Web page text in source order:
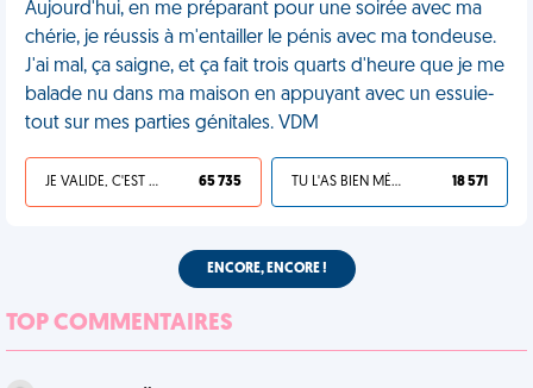
Aujourd'hui, en me préparant pour une soirée avec ma
chérie, je réussis à m'entailler le pénis avec ma tondeuse.
J'ai mal, ça saigne, et ça fait trois quarts d'heure que je me
balade nu dans ma maison en appuyant avec un essuie-
tout sur mes parties génitales. VDM
JE VALIDE, C'EST UNE VDM 65 735 TU L'AS BIEN MÉRITÉ 18 571
ENCORE, ENCORE !
TOP COMMENTAIRES